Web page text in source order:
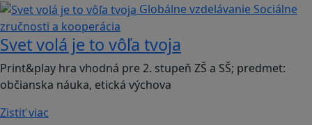
Globálne vzdelávanie Sociálne
zručnosti a kooperácia
Svet volá je to vôľa tvoja
Print&play hra vhodná pre 2. stupeň ZŠ a SŠ; predmet:
občianska náuka, etická výchova
Zistiť viac